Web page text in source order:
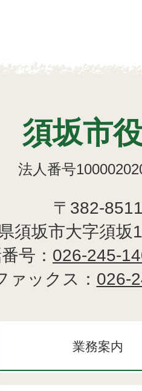
須坂市
法人番号
〒382-
須坂市大字須坂
号： 026-245-
ァックス： 026-
業務案内